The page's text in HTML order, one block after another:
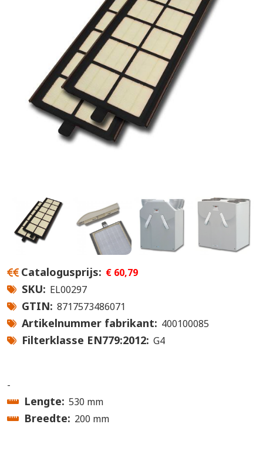
Catalogusprijs € 60,79
SKU EL00297
GTIN 8717573486071
Artikelnummer fabrikant 400100085
Filterklasse EN779:2012 G4
-
Lengte 530 mm
Breedte 200 mm